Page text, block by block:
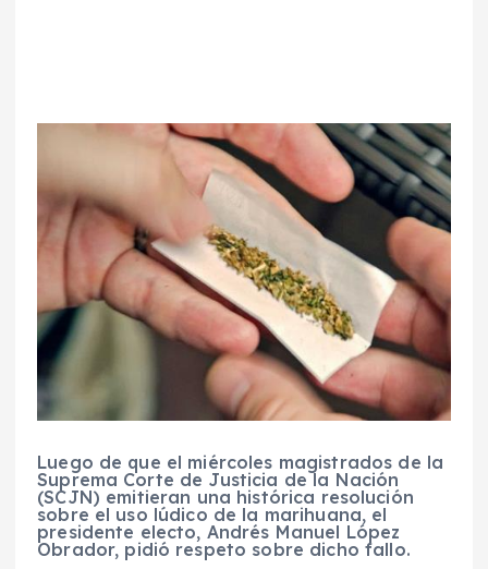
Luego de que el miércoles magistrados de la
Suprema Corte de Justicia de la Nación
(SCJN) emitieran una histórica resolución
sobre el uso lúdico de la marihuana, el
presidente electo, Andrés Manuel López
Obrador, pidió respeto sobre dicho fallo.